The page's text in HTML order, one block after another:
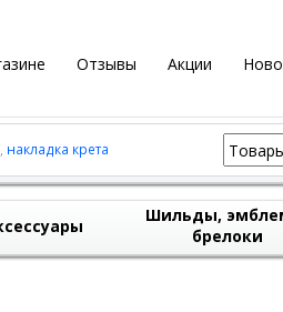
Отзывы Акции
накладка крета
Шильды,
брелоки